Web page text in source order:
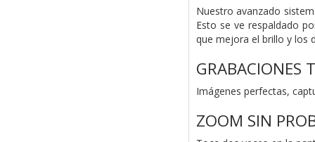
Nuestro avanzado
Esto se ve respaldado
que mejora el brillo y los
GRABACIONES
Imágenes perfectas,
ZOOM SIN